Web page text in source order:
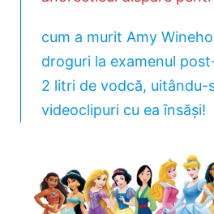
cum a murit Amy
droguri la examenul
2 litri de vodcă, uitându-
videoclipuri cu ea însăși!